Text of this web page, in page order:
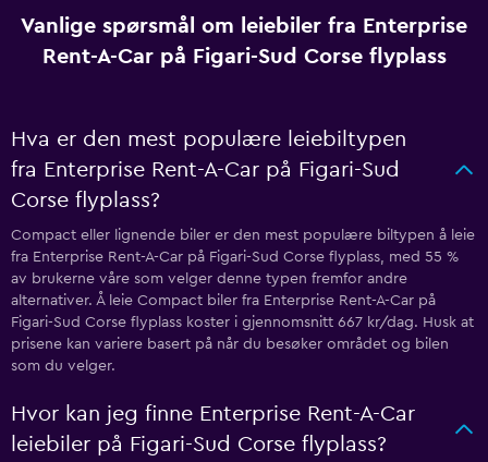
Vanlige spørsmål om leiebiler fra Enterprise
Rent-A-Car på Figari-Sud Corse flyplass
Hva er den mest populære leiebiltypen
fra Enterprise Rent-A-Car på Figari-Sud
Corse flyplass?
Compact eller lignende biler er den mest populære biltypen å leie
fra Enterprise Rent-A-Car på Figari-Sud Corse flyplass, med 55 %
av brukerne våre som velger denne typen fremfor andre
alternativer. Å leie Compact biler fra Enterprise Rent-A-Car på
Figari-Sud Corse flyplass koster i gjennomsnitt 667 kr/dag. Husk at
prisene kan variere basert på når du besøker området og bilen
som du velger.
Hvor kan jeg finne Enterprise Rent-A-Car
leiebiler på Figari-Sud Corse flyplass?